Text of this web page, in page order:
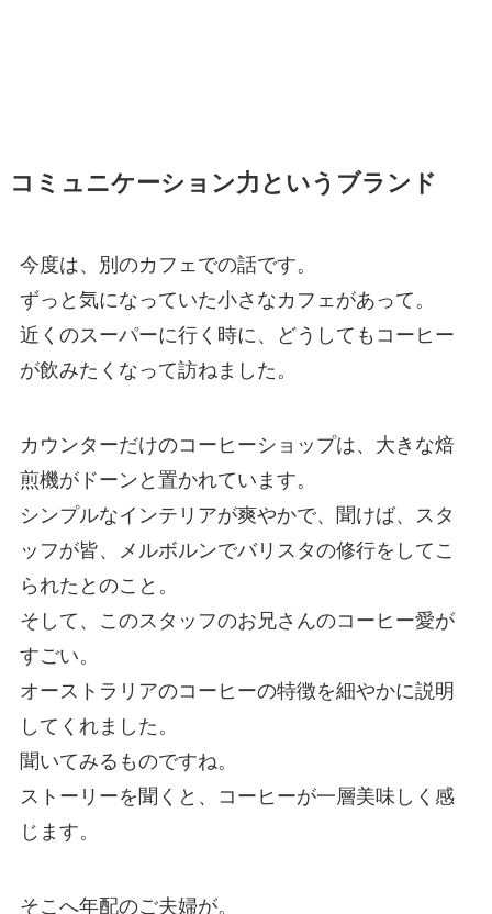
コミュニケーション力というブランド
今度は、別のカフェでの話です。
ずっと気になっていた小さなカフェがあって。
近くのスーパーに行く時に、どうしてもコーヒー
が飲みたくなって訪ねました。
カウンターだけのコーヒーショップは、大きな焙
煎機がドーンと置かれています。
シンプルなインテリアが爽やかで、聞けば、スタ
ッフが皆、メルボルンでバリスタの修行をしてこ
られたとのこと。
そして、このスタッフのお兄さんのコーヒー愛が
すごい。
オーストラリアのコーヒーの特徴を細やかに説明
してくれました。
聞いてみるものですね。
ストーリーを聞くと、コーヒーが一層美味しく感
じます。
そこへ年配のご夫婦が。